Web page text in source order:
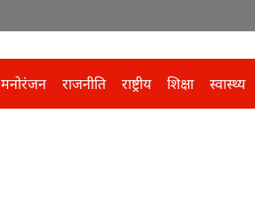
मनोरंजन राजनीति राष्ट्रीय शिक्षा स्वास्थ्य